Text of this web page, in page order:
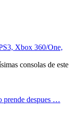
Xbox 360/One,
consolas de este
prende despues …